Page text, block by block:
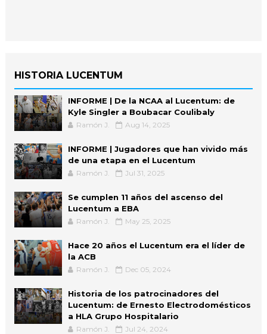
HISTORIA LUCENTUM
INFORME | De la NCAA al Lucentum: de
Kyle Singler a Boubacar Coulibaly
Ramón J. Aug 14, 2025
INFORME | Jugadores que han vivido más
de una etapa en el Lucentum
Ramón J. Jul 31, 2025
Se cumplen 11 años del ascenso del
Lucentum a EBA
Ramón J. May 25, 2025
Hace 20 años el Lucentum era el líder de
la ACB
Ramón J. Dec 05, 2024
Historia de los patrocinadores del
Lucentum: de Ernesto Electrodomésticos
a HLA Grupo Hospitalario
Ramón J. Jul 24, 2024